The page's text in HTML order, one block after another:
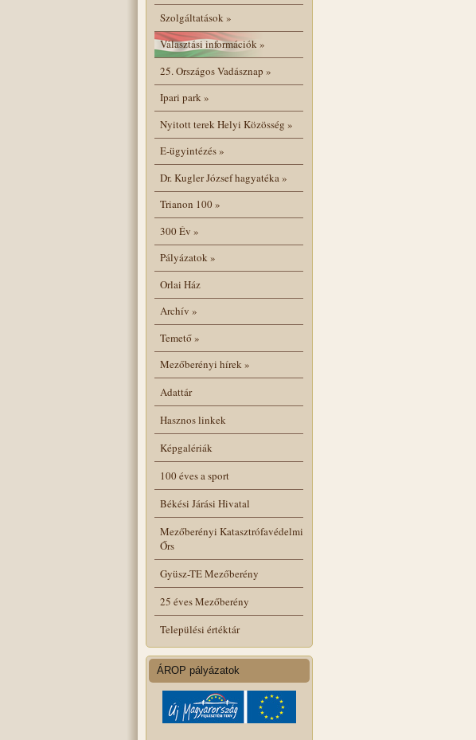
Szolgáltatások»
Választási információk»
25. Országos Vadásznap »
Ipari park»
Nyitott terek Helyi Közösség »
E-ügyintézés»
Dr. Kugler József hagyatéka»
Trianon 100»
300 Év »
Pályázatok»
Orlai Ház
Archív »
Temető»
Mezőberényi hírek»
Adattár
Hasznos linkek
Képgalériák
100 éves a sport
Békési Járási Hivatal
Mezőberényi Katasztrófavédelmi
Őrs
Gyüsz-TE Mezőberény
25 éves Mezőberény
Települési értéktár
ÁROP pályázatok